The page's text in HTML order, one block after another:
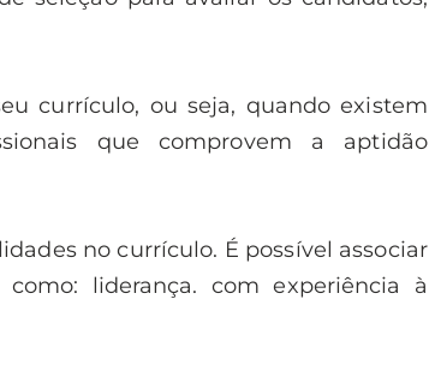
currículo, ou seja, quando existem
que comprovem a aptidão
no currículo. É possível associar
liderança. com experiência à